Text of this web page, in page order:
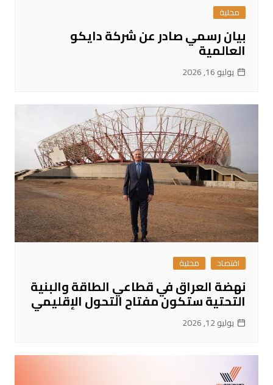
محلية
بيان رسمي صادر عن شركة دايكو
العالمية
يوليو 16, 2026
اقتصاد محلية
نهضة العراق في قطاعي الطاقة والبنية
التحتية ستكون مفتاح التحول الإقليمي
يوليو 12, 2026